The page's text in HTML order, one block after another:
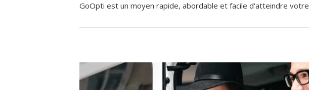
GoOpti est un moyen rapide, abordable et facile d'atteindre